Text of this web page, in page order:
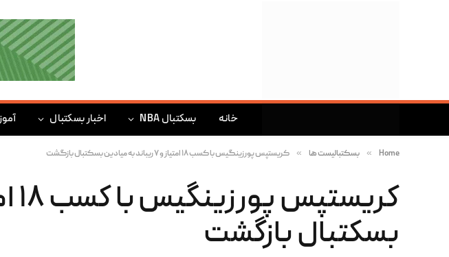
خانه بسکتبال NBA اخبار بسکتبال
Home
» بسکتبالیست ها » کریستپس پورزینگیس با کسب ۱۸ امتیاز و ۷ ریباند به میادین بسکتبال بازگشت
بسکتبال بازگشت